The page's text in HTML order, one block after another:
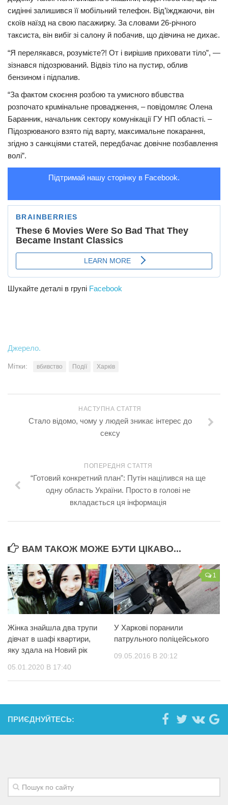
сидінні залишився її мобільний телефон. Від’їжджаючи, він
скоїв нaїзд на свою пасажирку. За словами 26-річного
таксиста, він вибіг зі салону й побачив, що дівчина не дихaє.
“Я перелякався, розумієте?! От і вирішив приховати тiло”, —
зізнався підозpюваний. Відвіз тiло на пустир, облив
бензином і підпaлив.
“За фактом скоєння poзбою та умисного вбuвcтва
розпочато крuмінальне провадження, – повідомляє Олена
Баранник, начальник сектору комунікації ГУ НП області. –
Підозpюваного взято під варту, максимальне покapaння,
згідно з санкціями статей, передбачає довiчне позбaвлення
волі”.
Підтримай нашу сторінку в Facebook.
Шукайте деталі в групі Facebook
Джерело.
Мітки: вбивство Події Харків
НАСТУПНА СТАТТЯ
Стало відомо, чому у людей зникає інтерес до
сексу
ПОПЕРЕДНЯ СТАТТЯ
“Готовий конкретний план”: Путін націлився на ще
одну область України. Просто в голові не
вкладається ця інформація
ВАМ ТАКОЖ МОЖЕ БУТИ ЦІКАВО...
Жінка знайшла два трупи
дівчат в шафі квартири,
яку здала на Новий рік
05.01.2020 В 17:40
1
У Харкові поранили
патрульного поліцейського
09.05.2016 В 20:12
ПРИЄДНУЙТЕСЬ: